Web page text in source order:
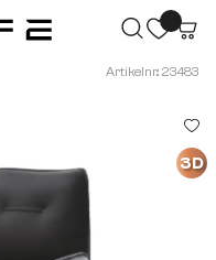
Artikelnr.: 23483
3D